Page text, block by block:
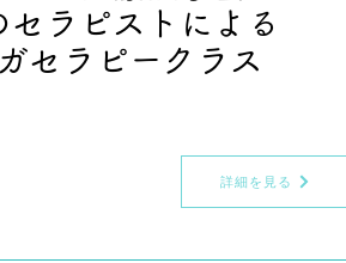
セラピストによる
セラピークラス
詳細を見る